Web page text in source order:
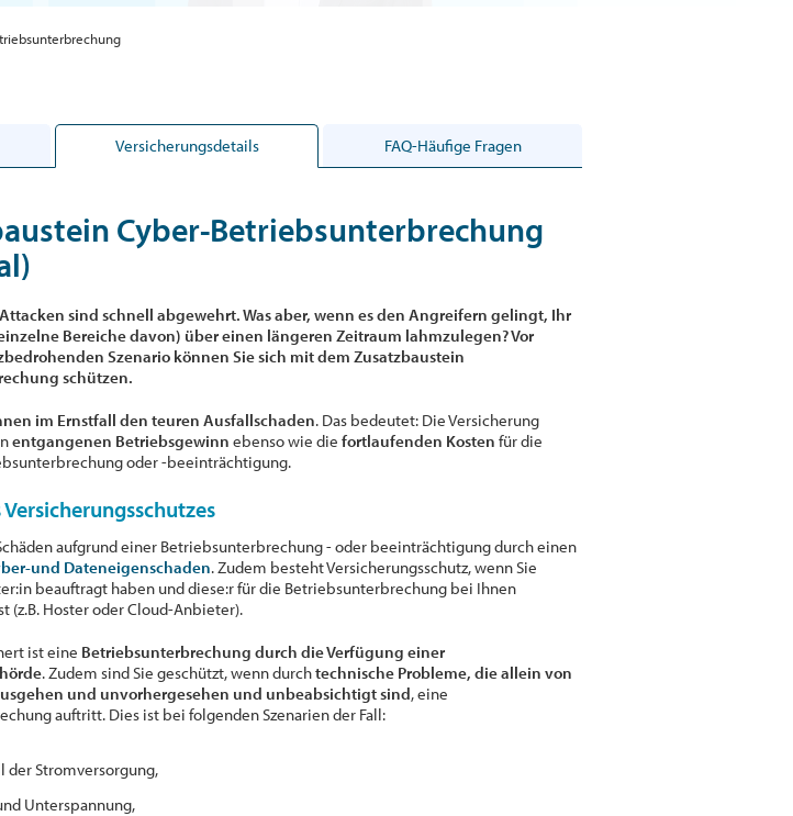
Versicherungsdetails FAQ-Häufige Fragen
Cyber-Betriebsunterbrechung
sind schnell abgewehrt. Was aber, wenn es den Angreifern gelingt, Ihr
Bereiche davon) über einen längeren Zeitraum lahmzulegen? Vor
Szenario können Sie sich mit dem Zusatzbaustein
schützen.
im Ernstfall den teuren Ausfallschaden. Das bedeutet: Die Versicherung
entgangenen Betriebsgewinn ebenso wie diefortlaufenden Kosten für die
oder -beein­trächtigung.
aufgrund einer Betriebsunterbrechung - oder beeinträchtigung durch einen
und Dateneigenschaden. Zudem besteht Versicherungsschutz, wenn Sie
beauftragt haben und diese:r für die Betriebsunterbrechung bei Ihnen
(z.B. Hoster oder Cloud-Anbieter).
ist eine Betriebsunterbrechung durch die Verfügung einer
. Zudem sind Sie geschützt, wenn durchtechnische Probleme, die allein von
und unvorhergesehen und unbeabsichtigt sind, eine
auftritt. Dies ist bei folgenden Szenarien der Fall:
der Stromversorgung,
Unterspannung,